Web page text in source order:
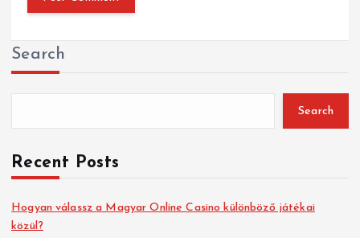
Search
Search
Recent Posts
Hogyan válassz a Magyar Online Casino különböző játékai
közül?